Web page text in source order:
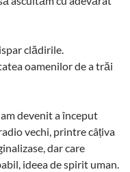
clădirile.
oamenilor de a trăi
devenit a început
vechi, printre câțiva
dar care
ideea de spirit uman.